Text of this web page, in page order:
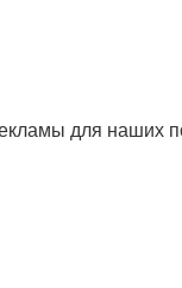
для наших